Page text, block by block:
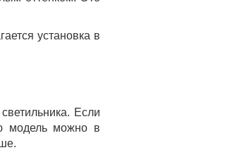
установка в
Если
модель можно в